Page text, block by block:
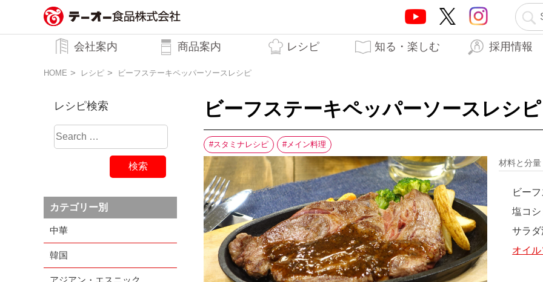
務用調味料・香辛料メーカーのテーオ
ー食品株式会社
会社案内 商品案内 レシピ 知る・楽しむ 採用情報
HOME レシピ ビーフステーキペッパーソースレシピ
レシピ検索
カテゴリー別
中華
韓国
アジアン・エスニック
ビーフステーキペッパーソースレシピ
スタミナレシピ メイン料理
材料と分量
ビー
塩コシ
サラダ
オイル